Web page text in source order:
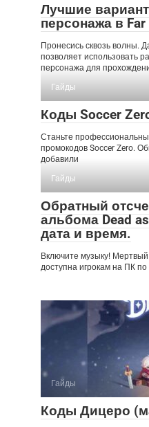
Лучшие
персонажа в Far
Пронесись сквозь волны.
позволяет использовать
персонажа для
Гайды
Коды Soccer
Станьте
промокодов Soccer Zero.
добавили
Гайды
Обратный
альбома Dead
дата и время.
Включите музыку! Мертвый
доступна игрокам на ПК по
Гайды
Коды Дицеро